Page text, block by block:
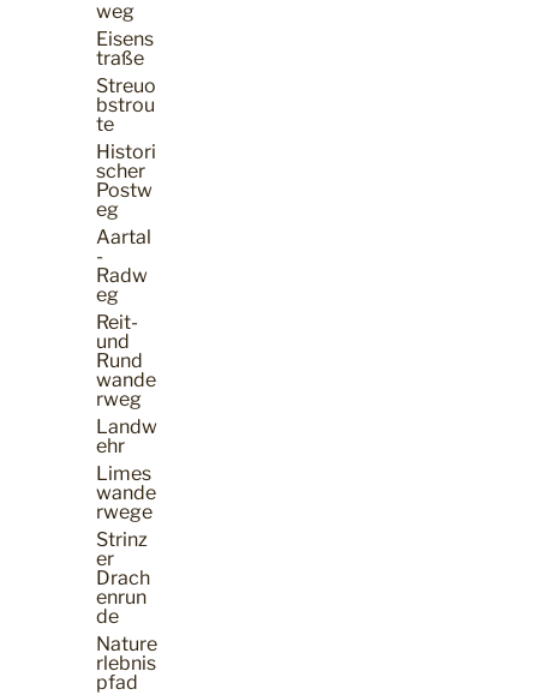
weg
Eisens
traße
Streuo
bstrou
te
Histori
scher
Postw
eg
Aartal
-
Radw
eg
Reit-
und
Rund
wande
rweg
Landw
ehr
Limes
wande
rwege
Strinz
er
Drach
enrun
de
Nature
rlebnis
pfad